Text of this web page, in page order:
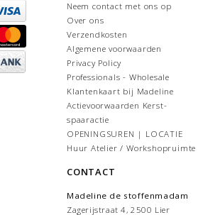
Neem contact met ons op
Over ons
Verzendkosten
Algemene voorwaarden
Privacy Policy
Professionals - Wholesale
Klantenkaart bij Madeline
Actievoorwaarden Kerst-
spaaractie
OPENINGSUREN | LOCATIE
Huur Atelier / Workshopruimte
CONTACT
Madeline de stoffenmadam
Zagerijstraat 4, 2500 Lier